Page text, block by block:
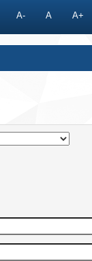
A- A A+